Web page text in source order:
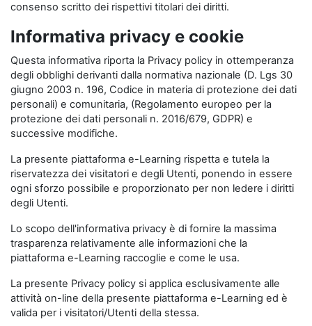
consenso scritto dei rispettivi titolari dei diritti.
Informativa privacy e cookie
Questa informativa riporta la Privacy policy in ottemperanza
degli obblighi derivanti dalla normativa nazionale (D. Lgs 30
giugno 2003 n. 196, Codice in materia di protezione dei dati
personali) e comunitaria, (Regolamento europeo per la
protezione dei dati personali n. 2016/679, GDPR) e
successive modifiche.
La presente piattaforma e-Learning rispetta e tutela la
riservatezza dei visitatori e degli Utenti, ponendo in essere
ogni sforzo possibile e proporzionato per non ledere i diritti
degli Utenti.
Lo scopo dell'informativa privacy è di fornire la massima
trasparenza relativamente alle informazioni che la
piattaforma e-Learning raccoglie e come le usa.
La presente Privacy policy si applica esclusivamente alle
attività on-line della presente piattaforma e-Learning ed è
valida per i visitatori/Utenti della stessa.